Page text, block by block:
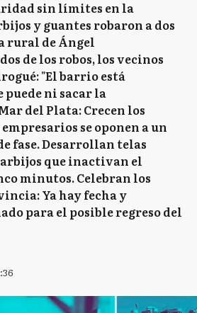
sin límites en la
y guantes robaron a dos
rural de Ángel
de los robos, los vecinos
"El barrio está
puede ni sacar la
del Plata: Crecen los
se oponen a un
fase. Desarrollan telas
que inactivan el
minutos. Celebran los
Ya hay fecha y
para el posible regreso del